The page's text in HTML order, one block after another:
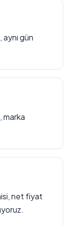
gün
marka
net fiyat